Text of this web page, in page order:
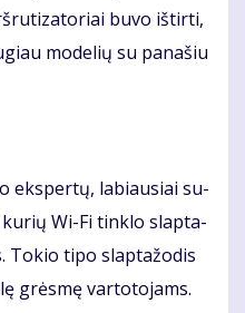
bu­vo iš­tir­ti,
mo­de­lių su pa­na­šiu
eks­per­tų, la­biau­siai su­
Wi-Fi tin­klo slap­ta­
To­kio ti­po slap­ta­žo­dis
grės­mę var­to­to­jams.